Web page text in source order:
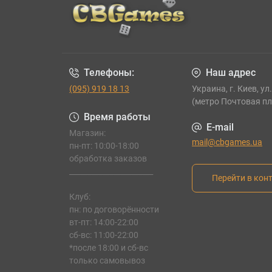
Телефоны:
(095) 919 18 13
Время работы
Магазин:
пн-пт: 10:00-18:00
обработка заказов
Клуб:
пн: по договорённости
вт-пт: 14:00-22:00
сб-вс: 11:00-22:00
*после 18:00 и сб-вс
только самовывоз
Наш адрес
Украина, г. Киев,
(метро Почтовая
E-mail
mail@cbgames.ua
Перейти в